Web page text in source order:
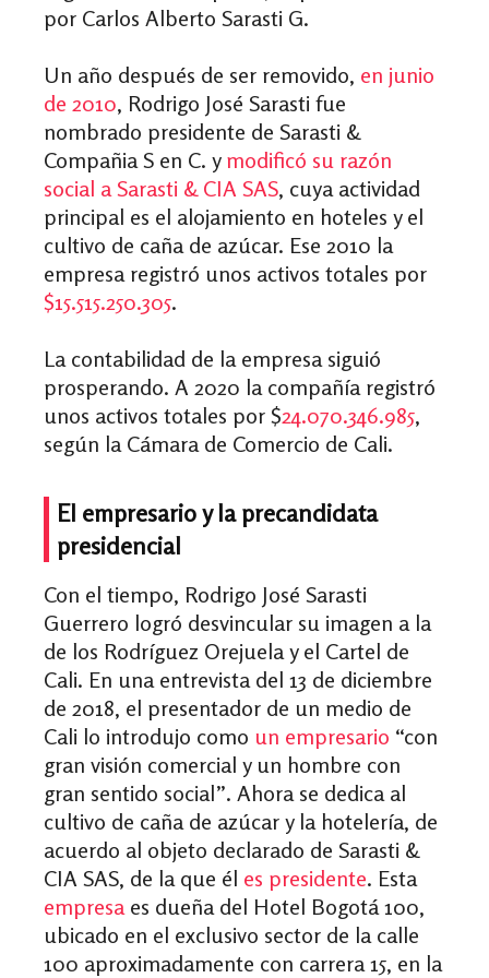
por Carlos Alberto Sarasti G.
Un año después de ser removido, en junio
de 2010, Rodrigo José Sarasti fue
nombrado presidente de Sarasti &
Compañia S en C. y modificó su razón
social a Sarasti & CIA SAS, cuya actividad
principal es el alojamiento en hoteles y el
cultivo de caña de azúcar. Ese 2010 la
empresa registró unos activos totales por
$15.515.250.305.
La contabilidad de la empresa siguió
prosperando. A 2020 la compañía registró
unos activos totales por $24.070.346.985,
según la Cámara de Comercio de Cali.
El empresario y la precandidata
presidencial
Con el tiempo, Rodrigo José Sarasti
Guerrero logró desvincular su imagen a la
de los Rodríguez Orejuela y el Cartel de
Cali. En una entrevista del 13 de diciembre
de 2018, el presentador de un medio de
Cali lo introdujo como un empresario “con
gran visión comercial y un hombre con
gran sentido social”. Ahora se dedica al
cultivo de caña de azúcar y la hotelería, de
acuerdo al objeto declarado de Sarasti &
CIA SAS, de la que él es presidente. Esta
empresa es dueña del Hotel Bogotá 100,
ubicado en el exclusivo sector de la calle
100 aproximadamente con carrera 15, en la